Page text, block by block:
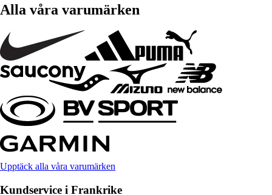
Alla våra varumärken
Upptäck alla våra varumärken
Kundservice i Frankrike